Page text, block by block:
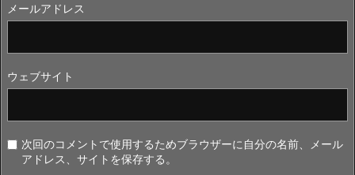
メールアドレス
ウェブサイト
次回のコメントで使用するためブラウザーに自分の名前、メール
アドレス、サイトを保存する。